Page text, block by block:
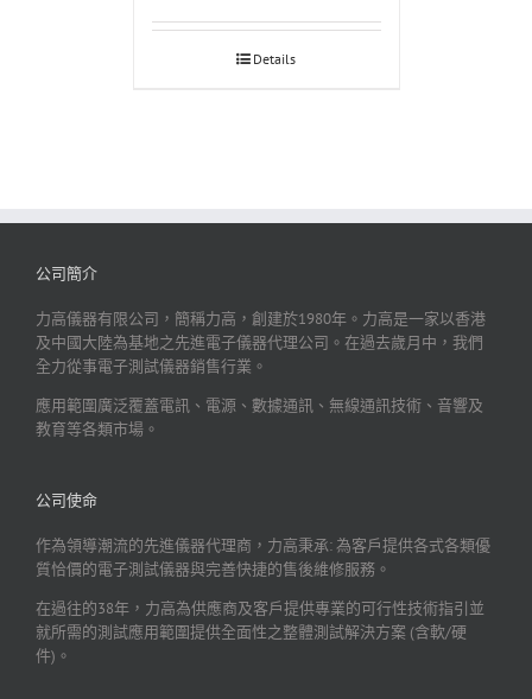
Details
公司簡介
力高儀器有限公司，簡稱力高，創建於1980年。力高是一家以香港
及中國大陸為基地之先進電子儀器代理公司。在過去歲月中，我們
全力從事電子測試儀器銷售行業。
應用範圍廣泛覆蓋電訊、電源、數據通訊、無線通訊技術、音響及
教育等各類市場。
公司使命
作為領導潮流的先進儀器代理商，力高秉承: 為客戶提供各式各類優
質恰價的電子測試儀器與完善快捷的售後維修服務。
在過往的38年，力高為供應商及客戶提供專業的可行性技術指引並
就所需的測試應用範圍提供全面性之整體測試解決方案 (含軟/硬
件)。